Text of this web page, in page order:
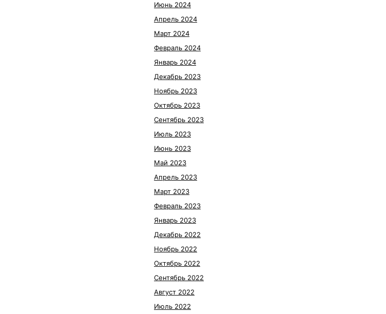
Июнь 2024
Апрель 2024
Март 2024
Февраль 2024
Январь 2024
Декабрь 2023
Ноябрь 2023
Октябрь 2023
Сентябрь 2023
Июль 2023
Июнь 2023
Май 2023
Апрель 2023
Март 2023
Февраль 2023
Январь 2023
Декабрь 2022
Ноябрь 2022
Октябрь 2022
Сентябрь 2022
Август 2022
Июль 2022